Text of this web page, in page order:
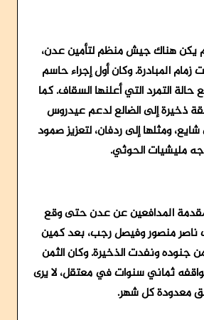
يكن هناك جيش منظم لتأمين عدن،
المبادرة. وكان أول إجراء حاسم
حالة التمرد التي أعلنها السقاف. كما
ذخيرة إلى الضالع لدعم عيدروس
ومثلها إلى ردفان، لتعزيز صمود
مليشيات الحوثي.
المدافعين عن عدن حتى وقع
ناصر منصور وفيصل رجب، بعد كمين
ونفدت الذخيرة. وكان الثمن
ثماني سنوات في معتقل، لا يرى
معدودة كل شهر.